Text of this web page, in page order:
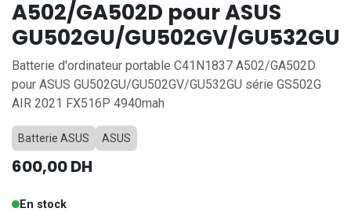
A502/GA502D pour ASUS
GU502GU/GU502GV/GU532GU
Batterie d'ordinateur portable C41N1837 A502/GA502D
pour ASUS GU502GU/GU502GV/GU532GU série GS502G
AIR 2021 FX516P 4940mah
Batterie ASUS ASUS
600,00DH
En stock